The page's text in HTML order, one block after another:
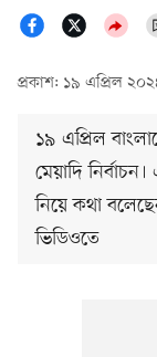
প্রকাশ: ১৯ এপ্রিল
১৯ এপ্রিল
মেয়াদি
নিয়ে কথা
ভিডিওতে